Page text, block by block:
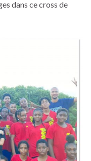
dans ce cross de